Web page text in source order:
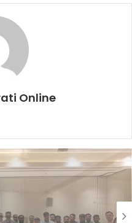
Online